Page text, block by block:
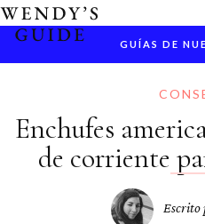
Ir
contenido
GUÍAS DE
Enchufes
de corriente
Escrito